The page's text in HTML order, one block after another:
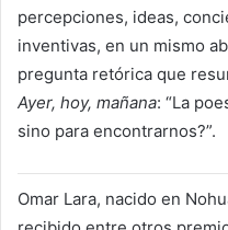
percepciones, ideas,
inventivas, en un mismo
pregunta retórica que
Ayer, hoy, mañana: “La
sino para encontrarnos?”.
Omar Lara, nacido en